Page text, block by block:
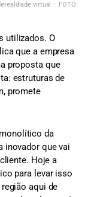
virtual – FOTO:
utilizados. O
que a empresa
proposta que
estruturas de
promete
da
inovador que vai
Hoje a
para levar isso
aqui de